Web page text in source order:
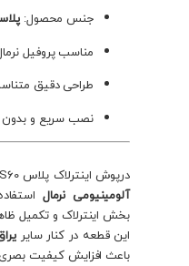
جنس محصول:
مناسب پروفیل
طراحی دقیق
نصب سریع و بدون
درپوش اینترلاک پلاس AS60 در
آلومینیومی نرمال
بخش اینترلاک و تکمیل
این قطعه در کنار سایر
باعث افزایش کیفیت